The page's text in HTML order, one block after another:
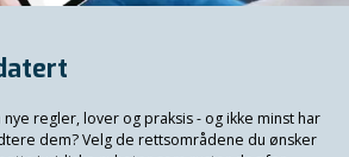
regler, lover og praksis - og ikke minst har
dem? Velg de rettsområdene du ønsker